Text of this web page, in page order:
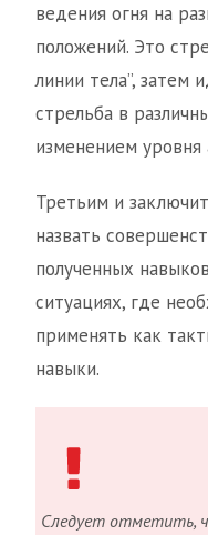
ведения огня на
положений. Это
линии тела”, затем
стрельба в
изменением уровня
Третьим и
назвать
полученных
ситуациях, где
применять как
навыки.
Следует отметить,